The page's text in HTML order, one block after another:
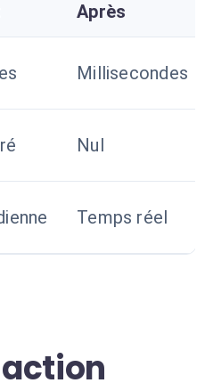
Après
Millisecondes
Nul
Temps réel